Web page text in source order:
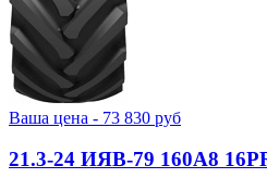
Ваша цена - 73 830 руб
21.3-24 ИЯВ-79 160A8